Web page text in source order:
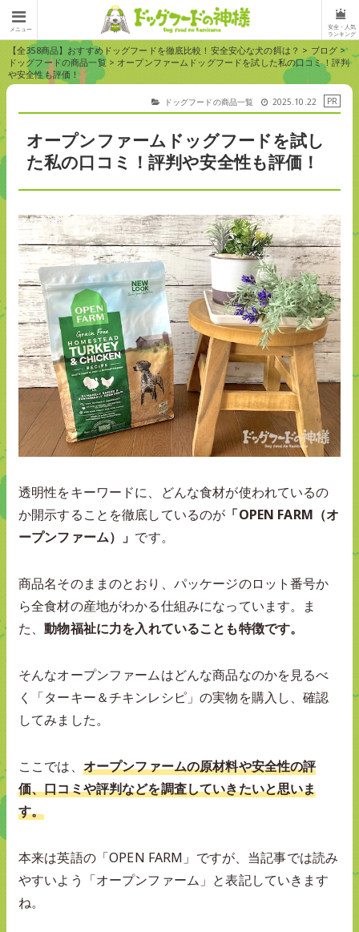
メニュー
安全・人気
ランキング
【全358商品】おすすめドッグフードを徹底比較！安全安心な犬の餌は？ > ブログ >
ドッグフードの商品一覧> オープンファームドッグフードを試した私の口コミ！評判
や安全性も評価！
ドッグフードの商品一覧 2025.10.22
オープンファームドッグフードを試し
た私の口コミ！評判や安全性も評価！
透明性をキーワードに、どんな食材が使われているの
か開示することを徹底しているのが 「OPEN FARM（オ
ープンファーム）」 です。
商品名そのままのとおり、パッケージのロット番号か
ら全食材の産地がわかる仕組みになっています。ま
た、動物福祉に力を入れていることも特徴です。
そんなオープンファームはどんな商品なのかを見るべ
く「ターキー＆チキンレシピ」の実物を購入し、確認
してみました。
ここでは、 オープンファームの原材料や安全性の評
価、口コミや評判などを調査していきたいと思いま
す。
本来は英語の「OPEN FARM」ですが、当記事では読み
やすいよう「オープンファーム」と表記していきます
ね。